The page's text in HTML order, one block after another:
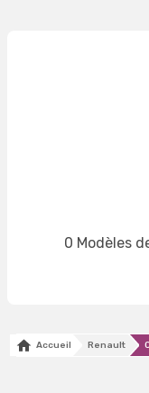
0 Modèles
Accueil Renault